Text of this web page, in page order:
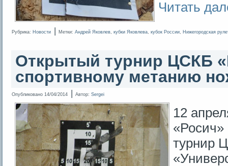
Читать
Рубрика: Новости | Метки: Андрей Яковлев, кубки Яковлева, кубок России, Нижегородская
Открытый турнир ЦСКБ
спортивному метанию
Опубликовано 14/04/2014 | Автор: Sergei
12
турнир